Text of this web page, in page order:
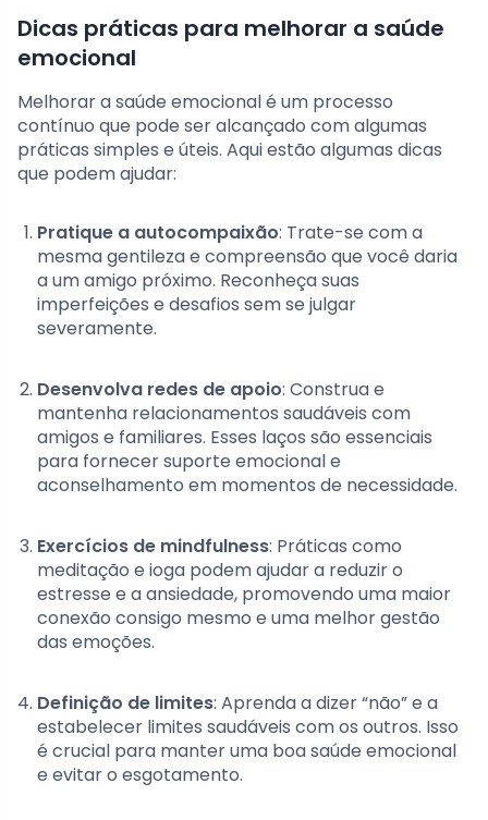
Dicas práticas para melhorar a saúde
emocional
Melhorar a saúde emocional é um processo
contínuo que pode ser alcançado com algumas
práticas simples e úteis. Aqui estão algumas dicas
que podem ajudar:
Pratique a autocompaixão: Trate-se com a
mesma gentileza e compreensão que você daria
a um amigo próximo. Reconheça suas
imperfeições e desafios sem se julgar
severamente.
Desenvolva redes de apoio: Construa e
mantenha relacionamentos saudáveis com
amigos e familiares. Esses laços são essenciais
para fornecer suporte emocional e
aconselhamento em momentos de necessidade.
Exercícios de mindfulness: Práticas como
meditação e ioga podem ajudar a reduzir o
estresse e a ansiedade, promovendo uma maior
conexão consigo mesmo e uma melhor gestão
das emoções.
Definição de limites: Aprenda a dizer “não” e a
estabelecer limites saudáveis com os outros. Isso
é crucial para manter uma boa saúde emocional
e evitar o esgotamento.